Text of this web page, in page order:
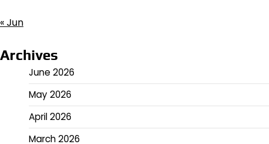
« Jun
Archives
June 2026
May 2026
April 2026
March 2026